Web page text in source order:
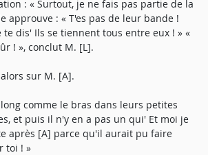
: « Surtout, je ne fais pas partie de la
approuve : « T'es pas de leur bande !
te dis' Ils se tiennent tous entre eux ! » «
! », conclut M. [L].
sur M. [A].
comme le bras dans leurs petites
et puis il n'y en a pas un qui' Et moi je
après [A] parce qu'il aurait pu faire
toi ! »